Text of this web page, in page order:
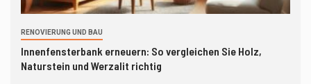
vergleichen Sie Holz, Naturstein
und Werzalit richtig
RENOVIERUNG UND BAU
Innenfensterbank erneuern: So vergleichen Sie Holz,
Naturstein und Werzalit richtig